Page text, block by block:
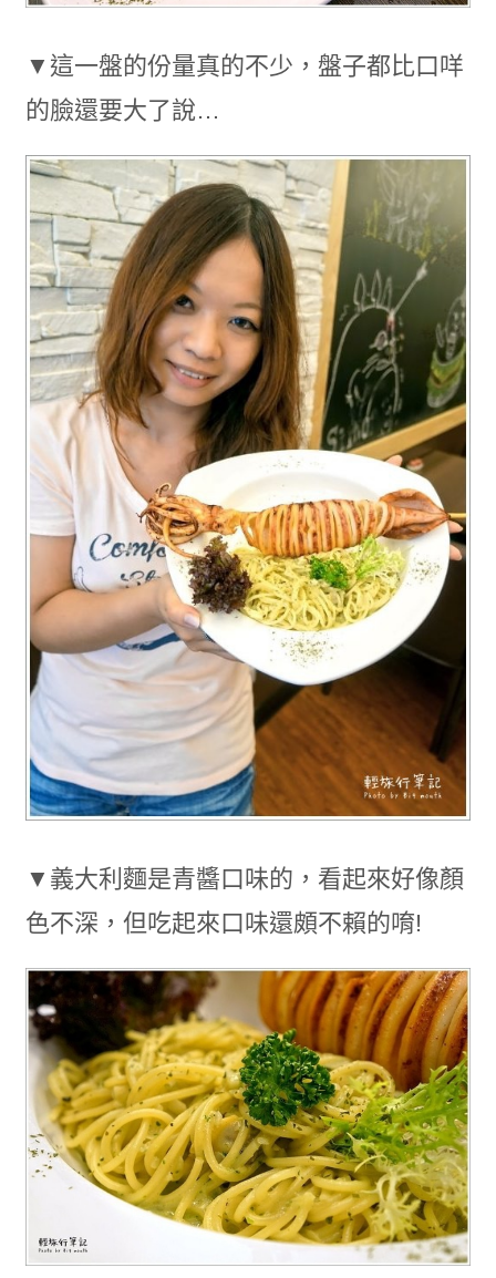
▼這一盤的份量真的不少，盤子都比口咩
的臉還要大了說…
▼義大利麵是青醬口味的，看起來好像顏
色不深，但吃起來口味還頗不賴的唷!